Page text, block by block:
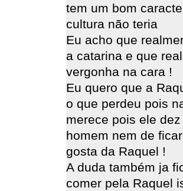
tem um bom
cultura não teria
Eu acho que
a catarina e que
vergonha na cara !
Eu quero que a
o que perdeu pois
merece pois ele
homem nem de
gosta da Raquel !
A duda também ja
comer pela Raquel